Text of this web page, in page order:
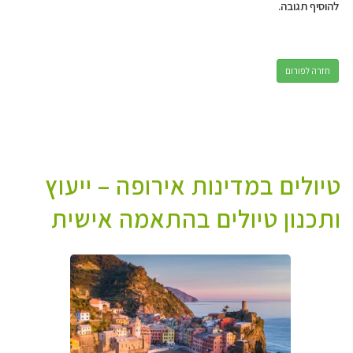
להוסיף תגובה.
חזרה לפורום
טיולים במדינות אירופה – ייעוץ
ותכנון טיולים בהתאמה אישית